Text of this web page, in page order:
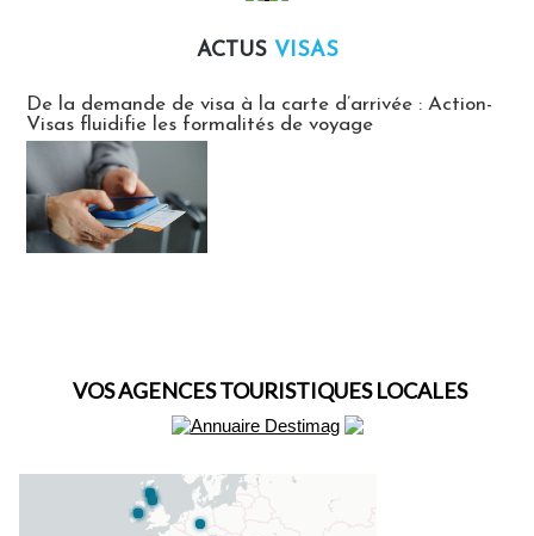
ACTUS VISAS
De la demande de visa à la carte d’arrivée : Action-
Visas fluidifie les formalités de voyage
VOS AGENCES TOURISTIQUES LOCALES